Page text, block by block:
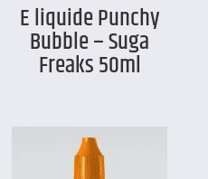
E liquide Punchy
Bubble – Suga
Freaks 50ml